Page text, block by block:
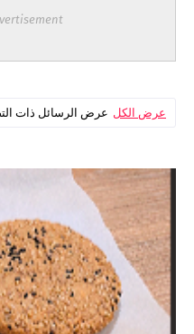
عرض الرسائل ذات عرض الكل